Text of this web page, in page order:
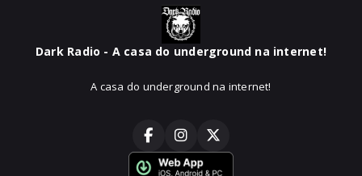
Dark Radio - A casa do underground na internet!
A casa do underground na internet!